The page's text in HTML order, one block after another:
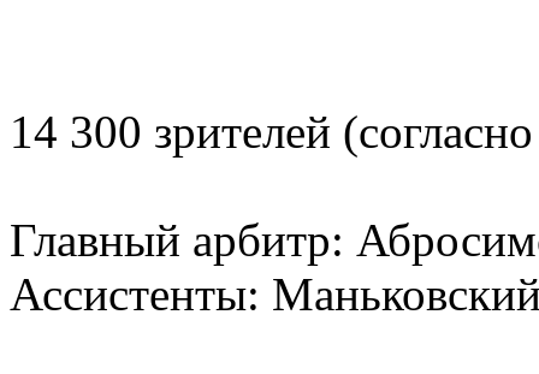
14 300 зрителей
Главный арбитр:
Ассистенты: